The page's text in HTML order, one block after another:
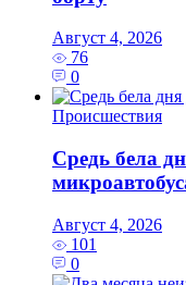
Август 4, 2026
76
0
Происшествия
Средь бела
Август 4, 2026
101
0